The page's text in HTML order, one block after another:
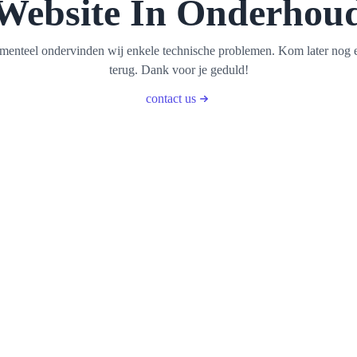
In
ondervinden wij enkele technische problemen. Kom later nog
terug. Dank voor je geduld!
contact us